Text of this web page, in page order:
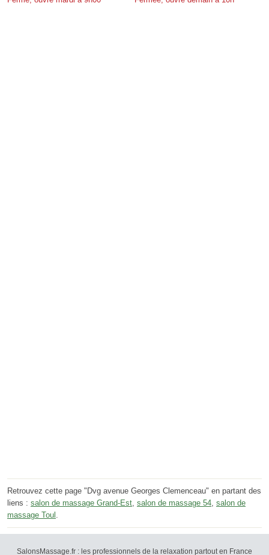
Retrouvez cette page "Dvg avenue Georges Clemenceau" en partant des
liens : salon de massage Grand-Est, salon de massage 54, salon de
massage Toul .
SalonsMassage.fr : les professionnels de la relaxation partout en France